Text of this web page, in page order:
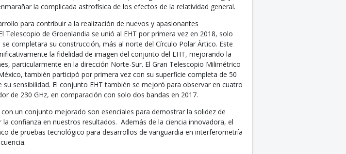
la complicada astrofísica de los efectos de la relatividad general.
para contribuir a la realización de nuevos y apasionantes
Telescopio de Groenlandia se unió al EHT por primera vez en 2018, solo
completara su construcción, más al norte del Círculo Polar Ártico. Este
la fidelidad de imagen del conjunto del EHT, mejorando la
particularmente en la dirección Norte-Sur. El Gran Telescopio Milimétrico
también participó por primera vez con su superficie completa de 50
sensibilidad. El conjunto EHT también se mejoró para observar en cuatro
de 230 GHz, en comparación con solo dos bandas en 2017.
un conjunto mejorado son esenciales para demostrar la solidez de
confianza en nuestros resultados. Además de la ciencia innovadora, el
de pruebas tecnológico para desarrollos de vanguardia en interferometría